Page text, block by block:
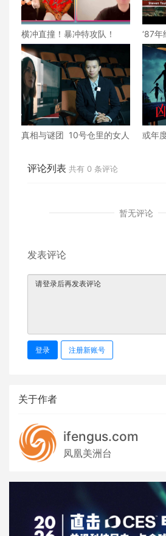
横冲直撞！暴冲特攻队！ ‘87
真相与谜团 10号仓里的女人
或年
评论列表 共有 0 条评论
暂无评论
发表评论
登录 注册新账号
关于作者
ifengus.com
凤凰美洲台